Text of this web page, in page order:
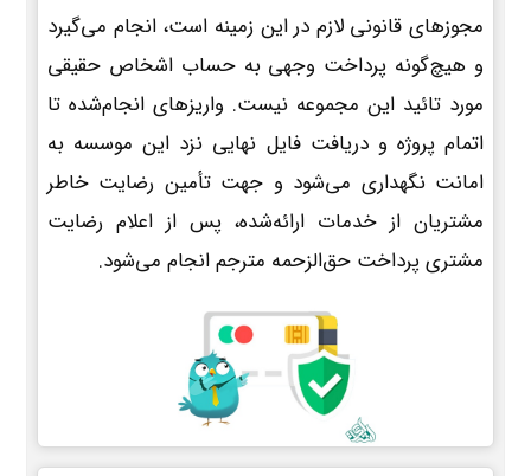
مجوزهای قانونی لازم در این زمینه است، انجام می‌گیرد
و هیچ‌گونه پرداخت وجهی به حساب اشخاص حقیقی
مورد تائید این مجموعه نیست. واریزهای انجام‌شده تا
اتمام پروژه و دریافت فایل نهایی نزد این موسسه به
امانت نگهداری می‌شود و جهت تأمین رضایت خاطر
مشتریان از خدمات ارائه‌شده، پس از اعلام رضایت
مشتری پرداخت حق‌الزحمه مترجم انجام می‌شود.